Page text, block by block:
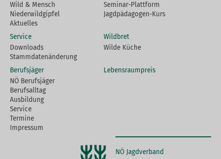
Wild & Mensch
Niederwildgipfel
Aktuelles
Seminar-Plattform
Jagdpädagogen-Kurs
Service
Downloads
Stammdatenänderung
Wildbret
Wilde Küche
Berufsjäger
NÖ Berufsjäger
Berufsalltag
Ausbildung
Service
Termine
Impressum
Lebensraumpreis
NÖ Jagdverband